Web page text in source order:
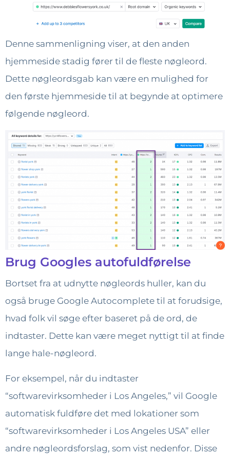
Denne sammenligning viser, at den anden
hjemmeside stadig fører til de fleste nøgleord.
Dette nøgleordsgab kan være en mulighed for
den første hjemmeside til at begynde at optimere
følgende nøgleord.
Brug Googles autofuldførelse
Bortset fra at udnytte nøgleords huller, kan du
også bruge Google Autocomplete til at forudsige,
hvad folk vil søge efter baseret på de ord, de
indtaster. Dette kan være meget nyttigt til at finde
lange hale-nøgleord.
For eksempel, når du indtaster
“softwarevirksomheder i Los Angeles,” vil Google
automatisk fuldføre det med lokationer som
“softwarevirksomheder i Los Angeles USA” eller
andre nøgleordsforslag, som vist nedenfor. Disse